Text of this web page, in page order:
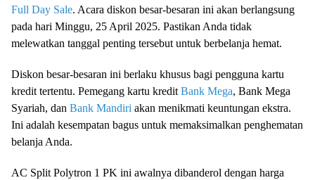
Full Day Sale. Acara diskon besar-besaran ini akan berlangsung
pada hari Minggu, 25 April 2025. Pastikan Anda tidak
melewatkan tanggal penting tersebut untuk berbelanja hemat.
Diskon besar-besaran ini berlaku khusus bagi pengguna kartu
kredit tertentu. Pemegang kartu kredit Bank Mega, Bank Mega
Syariah, dan Bank Mandiri akan menikmati keuntungan ekstra.
Ini adalah kesempatan bagus untuk memaksimalkan penghematan
belanja Anda.
AC Split Polytron 1 PK ini awalnya dibanderol dengan harga